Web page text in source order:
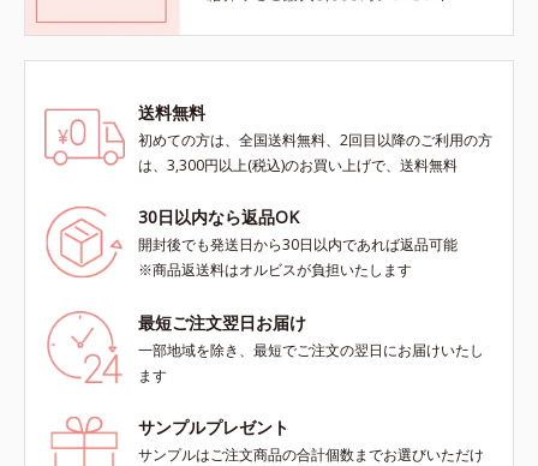
送料無料
初めての方は、全国送料無料、2回目以降のご利用の方
は、3,300円以上(税込)のお買い上げで、送料無料
30日以内なら返品OK
開封後でも発送日から30日以内であれば返品可能
※商品返送料はオルビスが負担いたします
最短ご注文翌日お届け
一部地域を除き、最短でご注文の翌日にお届けいたし
ます
サンプルプレゼント
サンプルはご注文商品の合計個数までお選びいただけ